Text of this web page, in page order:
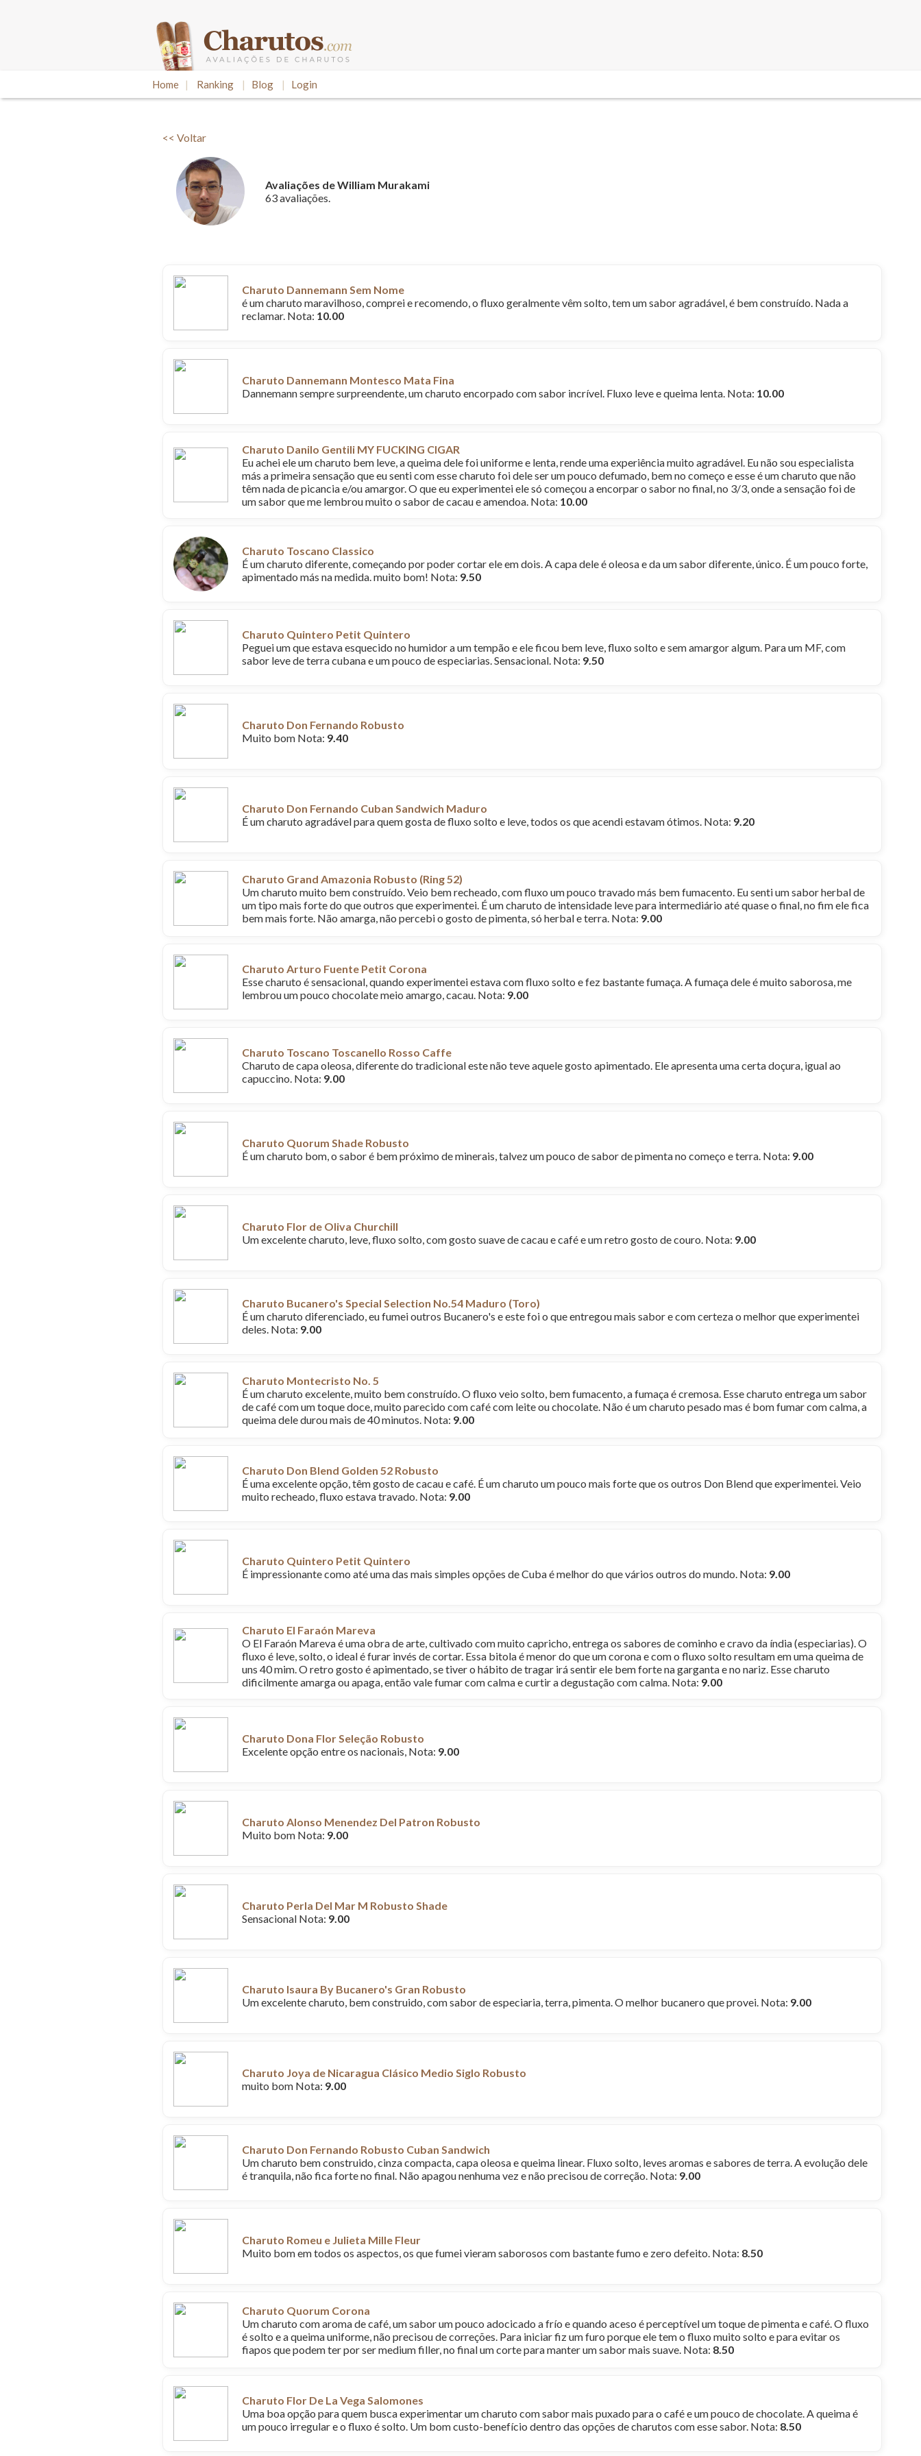
Home | Ranking | Blog | Login
<< Voltar
Avaliações de William Murakami
63 avaliações.
Charuto Dannemann Sem Nome
é um charuto maravilhoso, comprei e recomendo, o fluxo geralmente vêm solto, tem um sabor agradável, é bem construído. Nada a
reclamar. Nota: 10.00
Charuto Dannemann Montesco Mata Fina
Dannemann sempre surpreendente, um charuto encorpado com sabor incrível. Fluxo leve e queima lenta. Nota: 10.00
Charuto Danilo Gentili MY FUCKING CIGAR
Eu achei ele um charuto bem leve, a queima dele foi uniforme e lenta, rende uma experiência muito agradável. Eu não sou especialista
más a primeira sensação que eu senti com esse charuto foi dele ser um pouco defumado, bem no começo e esse é um charuto que não
têm nada de picancia e/ou amargor. O que eu experimentei ele só começou a encorpar o sabor no final, no 3/3, onde a sensação foi de
um sabor que me lembrou muito o sabor de cacau e amendoa. Nota: 10.00
Charuto Toscano Classico
É um charuto diferente, começando por poder cortar ele em dois. A capa dele é oleosa e da um sabor diferente, único. É um pouco forte,
apimentado más na medida. muito bom! Nota: 9.50
Charuto Quintero Petit Quintero
Peguei um que estava esquecido no humidor a um tempão e ele ficou bem leve, fluxo solto e sem amargor algum. Para um MF, com
sabor leve de terra cubana e um pouco de especiarias. Sensacional. Nota: 9.50
Charuto Don Fernando Robusto
Muito bom Nota: 9.40
Charuto Don Fernando Cuban Sandwich Maduro
É um charuto agradável para quem gosta de fluxo solto e leve, todos os que acendi estavam ótimos. Nota: 9.20
Charuto Grand Amazonia Robusto (Ring 52)
Um charuto muito bem construído. Veio bem recheado, com fluxo um pouco travado más bem fumacento. Eu senti um sabor herbal de
um tipo mais forte do que outros que experimentei. É um charuto de intensidade leve para intermediário até quase o final, no fim ele fica
bem mais forte. Não amarga, não percebi o gosto de pimenta, só herbal e terra. Nota: 9.00
Charuto Arturo Fuente Petit Corona
Esse charuto é sensacional, quando experimentei estava com fluxo solto e fez bastante fumaça. A fumaça dele é muito saborosa, me
lembrou um pouco chocolate meio amargo, cacau. Nota: 9.00
Charuto Toscano Toscanello Rosso Caffe
Charuto de capa oleosa, diferente do tradicional este não teve aquele gosto apimentado. Ele apresenta uma certa doçura, igual ao
capuccino. Nota: 9.00
Charuto Quorum Shade Robusto
É um charuto bom, o sabor é bem próximo de minerais, talvez um pouco de sabor de pimenta no começo e terra. Nota: 9.00
Charuto Flor de Oliva Churchill
Um excelente charuto, leve, fluxo solto, com gosto suave de cacau e café e um retro gosto de couro. Nota: 9.00
Charuto Bucanero's Special Selection No.54 Maduro (Toro)
É um charuto diferenciado, eu fumei outros Bucanero's e este foi o que entregou mais sabor e com certeza o melhor que experimentei
deles. Nota: 9.00
Charuto Montecristo No. 5
É um charuto excelente, muito bem construído. O fluxo veio solto, bem fumacento, a fumaça é cremosa. Esse charuto entrega um sabor
de café com um toque doce, muito parecido com café com leite ou chocolate. Não é um charuto pesado mas é bom fumar com calma, a
queima dele durou mais de 40 minutos. Nota: 9.00
Charuto Don Blend Golden 52 Robusto
É uma excelente opção, têm gosto de cacau e café. É um charuto um pouco mais forte que os outros Don Blend que experimentei. Veio
muito recheado, fluxo estava travado. Nota: 9.00
Charuto Quintero Petit Quintero
É impressionante como até uma das mais simples opções de Cuba é melhor do que vários outros do mundo. Nota: 9.00
Charuto El Faraón Mareva
O El Faraón Mareva é uma obra de arte, cultivado com muito capricho, entrega os sabores de cominho e cravo da índia (especiarias). O
fluxo é leve, solto, o ideal é furar invés de cortar. Essa bitola é menor do que um corona e com o fluxo solto resultam em uma queima de
uns 40 mim. O retro gosto é apimentado, se tiver o hábito de tragar irá sentir ele bem forte na garganta e no nariz. Esse charuto
dificilmente amarga ou apaga, então vale fumar com calma e curtir a degustação com calma. Nota: 9.00
Charuto Dona Flor Seleção Robusto
Excelente opção entre os nacionais, Nota: 9.00
Charuto Alonso Menendez Del Patron Robusto
Muito bom Nota: 9.00
Charuto Perla Del Mar M Robusto Shade
Sensacional Nota: 9.00
Charuto Isaura By Bucanero's Gran Robusto
Um excelente charuto, bem construido, com sabor de especiaria, terra, pimenta. O melhor bucanero que provei. Nota: 9.00
Charuto Joya de Nicaragua Clásico Medio Siglo Robusto
muito bom Nota: 9.00
Charuto Don Fernando Robusto Cuban Sandwich
Um charuto bem construido, cinza compacta, capa oleosa e queima linear. Fluxo solto, leves aromas e sabores de terra. A evolução dele
é tranquila, não fica forte no final. Não apagou nenhuma vez e não precisou de correção. Nota: 9.00
Charuto Romeu e Julieta Mille Fleur
Muito bom em todos os aspectos, os que fumei vieram saborosos com bastante fumo e zero defeito. Nota: 8.50
Charuto Quorum Corona
Um charuto com aroma de café, um sabor um pouco adocicado a frío e quando aceso é perceptível um toque de pimenta e café. O fluxo
é solto e a queima uniforme, não precisou de correções. Para iniciar fiz um furo porque ele tem o fluxo muito solto e para evitar os
fiapos que podem ter por ser medium filler, no final um corte para manter um sabor mais suave. Nota: 8.50
Charuto Flor De La Vega Salomones
Uma boa opção para quem busca experimentar um charuto com sabor mais puxado para o café e um pouco de chocolate. A queima é
um pouco irregular e o fluxo é solto. Um bom custo-benefício dentro das opções de charutos com esse sabor. Nota: 8.50